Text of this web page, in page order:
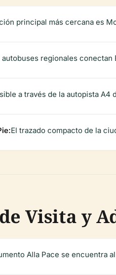
principal más cercana es
autobuses regionales
a través de la autopista A4
El trazado compacto de la
Visita y
Alla Pace se encuentra